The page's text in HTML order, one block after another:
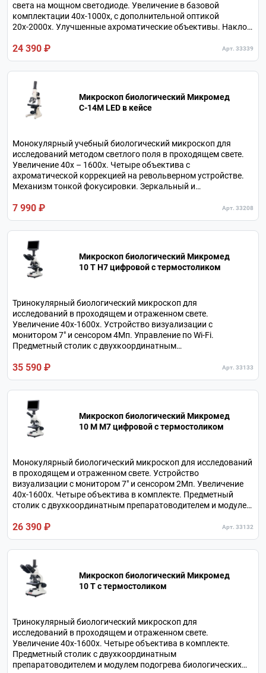
света на мощном светодиоде. Увеличение в базовой
комплектации 40х-1000х, с дополнительной оптикой
20х-2000х. Улучшенные ахроматические объективы. Наклон
24 390 ₽ Арт. 33339
Микроскоп биологический Микромед
C-14M LED в кейсе
Монокулярный учебный биологический микроскоп для
исследований методом светлого поля в проходящем свете.
Увеличение 40х – 1600х. Четыре объектива с
ахроматической коррекцией на револьверном устройстве.
Механизм тонкой фокусировки. Зеркальный и
7 990 ₽ Арт. 33208
Микроскоп биологический Микромед
10 T H7 цифровой c термостоликом
Тринокулярный биологический микроскоп для
исследований в проходящем и отраженном свете.
Увеличение 40х-1600х. Устройство визуализации с
монитором 7" и сенсором 4Мп. Управление по Wi-Fi.
Предметный столик с двухкоординатным
образцов. Питание от аккумулятора или от сетевого
адаптера.
35 590 ₽ Арт. 33133
Микроскоп биологический Микромед
10 M M7 цифровой c термостоликом
Монокулярный биологический микроскоп для исследований
в проходящем и отраженном свете. Устройство
визуализации с монитором 7" и сенсором 2Мп. Увеличение
40х-1600х. Четыре объектива в комплекте. Предметный
столик с двухкоординатным препаратоводителем и модулем
аккумулятора или от сетевого адаптера.
26 390 ₽ Арт. 33132
Микроскоп биологический Микромед
10 T c термостоликом
Тринокулярный биологический микроскоп для
исследований в проходящем и отраженном свете.
Увеличение 40х-1600х. Четыре объектива в комплекте.
Предметный столик с двухкоординатным
препаратоводителем и модулем подогрева биологических